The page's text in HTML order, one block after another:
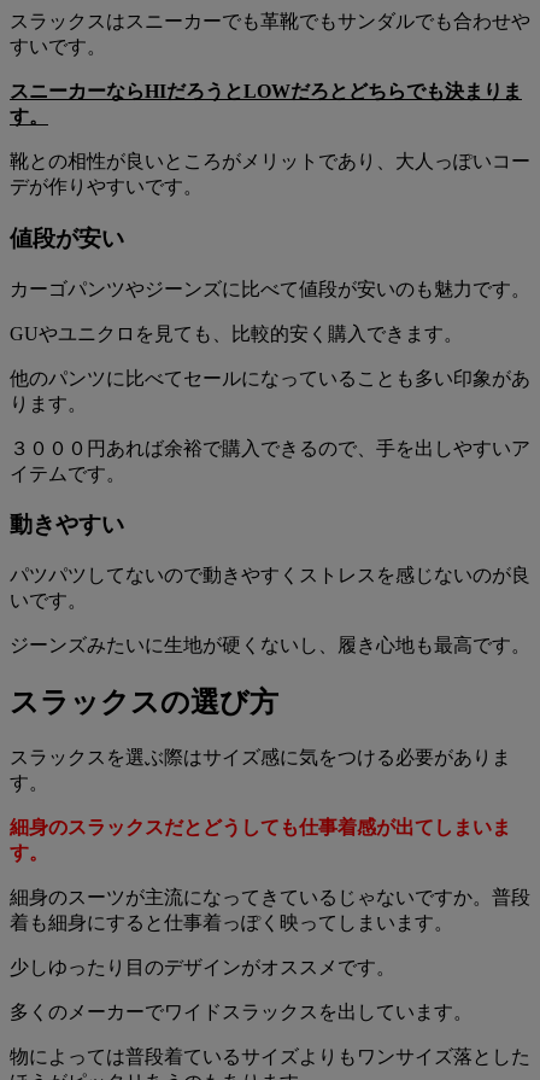
スラックスはスニーカーでも革靴でもサンダルでも合わせや
すいです。
スニーカーならHIだろうとLOWだろとどちらでも決まりま
す。
靴との相性が良いところがメリットであり、大人っぽいコー
デが作りやすいです。
値段が安い
カーゴパンツやジーンズに比べて値段が安いのも魅力です。
GUやユニクロを見ても、比較的安く購入できます。
他のパンツに比べてセールになっていることも多い印象があ
ります。
３０００円あれば余裕で購入できるので、手を出しやすいア
イテムです。
動きやすい
パツパツしてないので動きやすくストレスを感じないのが良
いです。
ジーンズみたいに生地が硬くないし、履き心地も最高です。
スラックスの選び方
スラックスを選ぶ際はサイズ感に気をつける必要がありま
す。
細身のスラックスだとどうしても仕事着感が出てしまいま
す。
細身のスーツが主流になってきているじゃないですか。普段
着も細身にすると仕事着っぽく映ってしまいます。
少しゆったり目のデザインがオススメです。
多くのメーカーでワイドスラックスを出しています。
物によっては普段着ているサイズよりもワンサイズ落とした